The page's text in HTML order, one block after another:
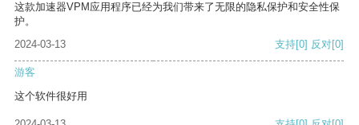
这款加速器VPM应用程序已经为我们带来了无限的隐私保护和安全性保
护。
2024-03-13
支持[0] 反对[0]
游客
这个软件很好用